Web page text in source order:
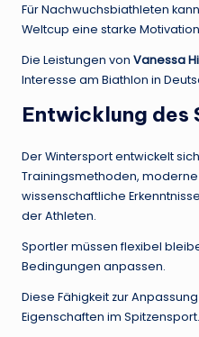
Für Nachwuchsbiathleten
Weltcup eine starke
Die Leistungen von Vanessa
Interesse am Biathlon in
Entwicklung des
Der Wintersport entwickelt
Trainingsmethoden,
wissenschaftliche
der Athleten.
Sportler müssen flexibel
Bedingungen anpassen.
Diese Fähigkeit zur
Eigenschaften im Spitzensport.